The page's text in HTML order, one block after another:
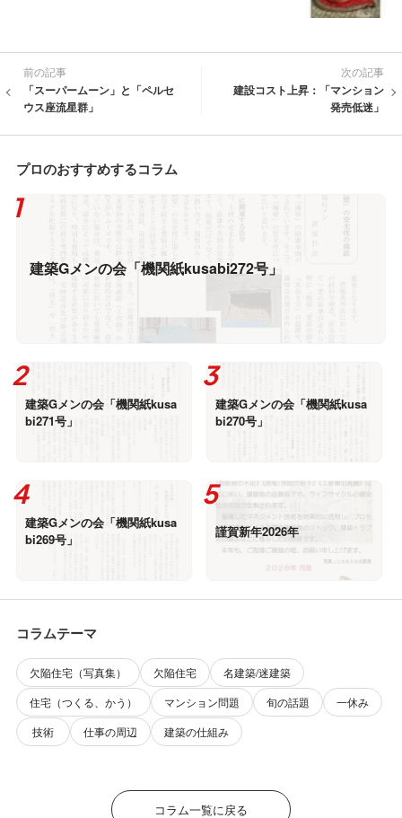
前の記事
「スーパームーン」と「ペルセ
ウス座流星群」
次の記事
建設コスト上昇：「マンション
発売低迷」
プロのおすすめするコラム
建築Gメンの会「機関紙kusabi272号」
建築Gメンの会「機関紙kusa
bi271号」
建築Gメンの会「機関紙kusa
bi270号」
建築Gメンの会「機関紙kusa
bi269号」
謹賀新年2026年
コラムテーマ
欠陥住宅（写真集） 欠陥住宅
名建築/迷建築
住宅（つくる、かう）
マンション問題 旬の話題
一休み
技術
仕事の周辺 建築の仕組み
コラム一覧に戻る